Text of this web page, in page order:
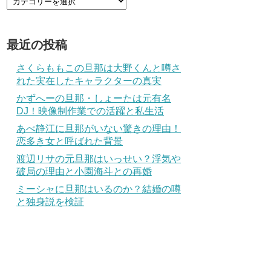
最近の投稿
さくらももこの旦那は大野くんと噂さ
れた実在したキャラクターの真実
かずへーの旦那・しょーたは元有名
DJ！映像制作業での活躍と私生活
あべ静江に旦那がいない驚きの理由！
恋多き女と呼ばれた背景
渡辺リサの元旦那はいっせい？浮気や
破局の理由と小園海斗との再婚
ミーシャに旦那はいるのか？結婚の噂
と独身説を検証